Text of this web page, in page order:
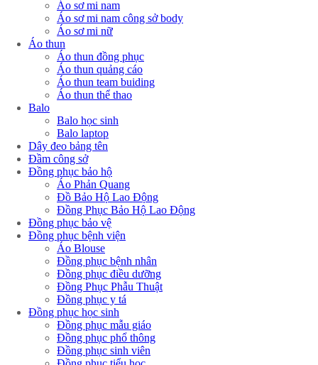
Áo sơ mi nam
Áo sơ mi nam công sở body
Áo sơ mi nữ
Áo thun
Áo thun đồng phục
Áo thun quảng cáo
Áo thun team buiding
Áo thun thể thao
Balo
Balo học sinh
Balo laptop
Dây đeo bảng tên
Đầm công sở
Đồng phục bảo hộ
Áo Phản Quang
Đồ Bảo Hộ Lao Động
Đồng Phục Bảo Hộ Lao Động
Đồng phục bảo vệ
Đồng phục bệnh viện
Áo Blouse
Đồng phục bệnh nhân
Đồng phục điều dưỡng
Đồng Phục Phẫu Thuật
Đồng phục y tá
Đồng phục học sinh
Đồng phục mẫu giáo
Đồng phục phổ thông
Đồng phục sinh viên